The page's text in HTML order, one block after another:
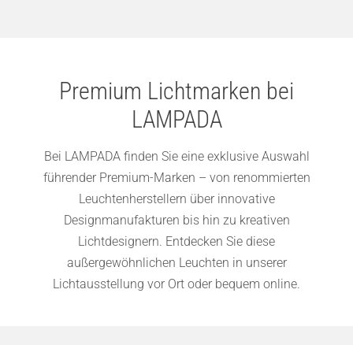
Premium Lichtmarken bei
LAMPADA
Bei LAMPADA finden Sie eine exklusive Auswahl
führender Premium-Marken – von renommierten
Leuchtenherstellern über innovative
Designmanufakturen bis hin zu kreativen
Lichtdesignern. Entdecken Sie diese
außergewöhnlichen Leuchten in unserer
Lichtausstellung vor Ort oder bequem online.